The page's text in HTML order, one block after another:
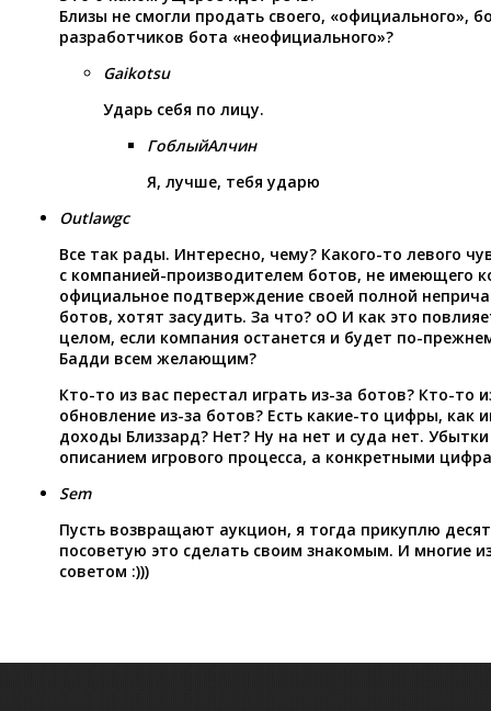
Близы не смогли продать своего, «официального»,
разработчиков бота «неофициального»?
Gaikotsu
Ударь себя по лицу.
ГоблыйАлчин
Я, лучше, тебя ударю
Outlawgc
Все так рады. Интересно, чему? Какого-то левого
с компанией-производителем ботов, не имеющего
официальное подтверждение своей полной
ботов, хотят засудить. За что? оО И как это
целом, если компания останется и будет по-
Бадди всем желающим?
Кто-то из вас перестал играть из-за ботов? Кто-то
обновление из-за ботов? Есть какие-то цифры, как
доходы Близзард? Нет? Ну на нет и суда нет.
описанием игрового процесса, а конкретными
Sem
Пусть возвращают аукцион, я тогда прикуплю
посоветую это сделать своим знакомым. И многие
советом :)))